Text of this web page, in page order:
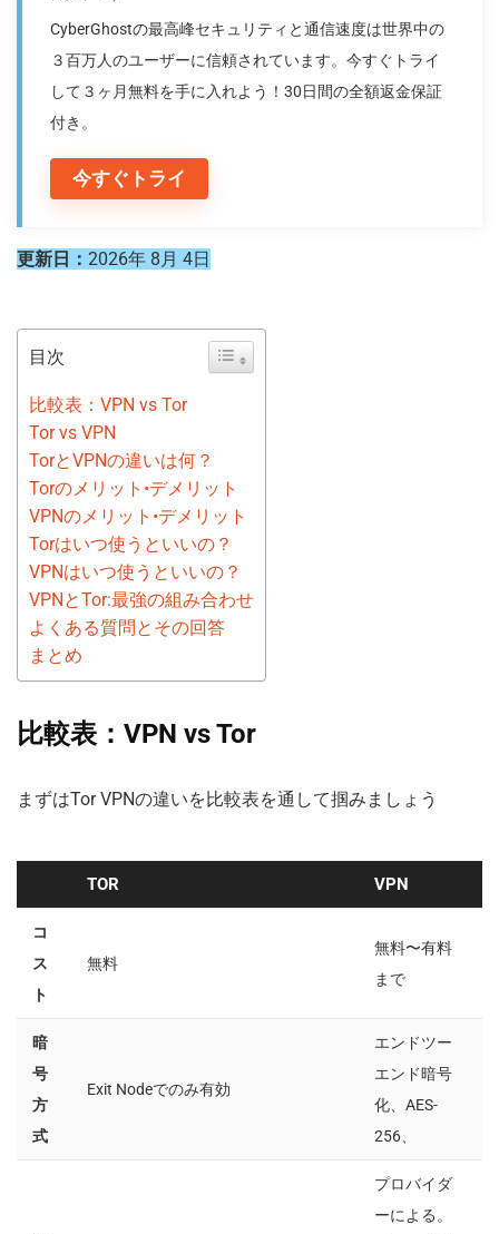
今すぐトライ
CyberGhostの最高峰セキュリティと通信速度は世界中の
３百万人のユーザーに信頼されています。今すぐトライ
して３ヶ月無料を手に入れよう！30日間の全額返金保証
付き。
更新日： 2026年 8月 4日
目次
比較表：VPN vs Tor
Tor vs VPN
TorとVPNの違いは何？
Torのメリット•デメリット
VPNのメリット•デメリット
Torはいつ使うといいの？
VPNはいつ使うといいの？
VPNとTor:最強の組み合わせ
よくある質問とその回答
まとめ
比較表：VPN vs Tor
まずはTor VPNの違いを比較表を通して掴みましょう
TOR VPN
コ
ス
ト
無料
無料〜有料
まで
暗
号
方
式
Exit Nodeでのみ有効
エンドツー
エンド暗号
化、AES-
256、
プロバイダ
ーによる。